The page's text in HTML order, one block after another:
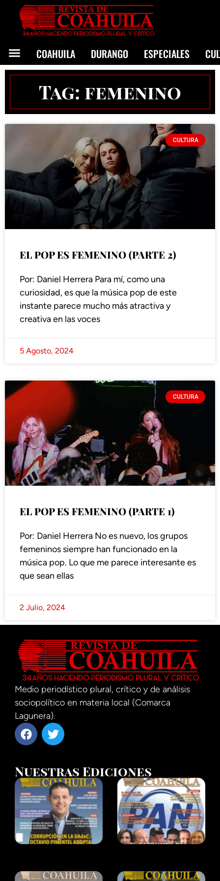
COAHUILA DURANGO ESPECIALES
Tag: femenino
CULTURA
EL POP ES FEMENINO (PARTE 2)
Por: Daniel Herrera Para mí, como una
curiosidad, es que la música pop de este
instante parece mucho más atractiva y
creativa en las voces
5 Agosto, 2024
CULTURA
EL POP ES FEMENINO (PARTE 1)
Por: Daniel Herrera No es nuevo, los grupos
femeninos siempre han funcionado en la
música pop. Lo que me parece interesante es
que sean ellas
2 Julio, 2024
Medio periodístico plural, crítico y de análisis
sociopolítico en materia local (Comarca
Lagunera).
Nuestras Ediciones